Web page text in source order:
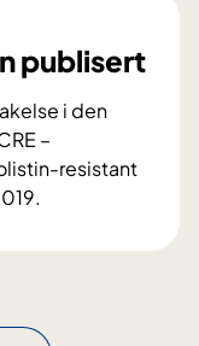
publisert
i den
–
resistant